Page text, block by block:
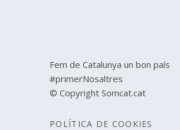
Fem de Catalunya un bon país
#primerNosaltres
© Copyright Somcat.cat
POLÍTICA DE COOKIES